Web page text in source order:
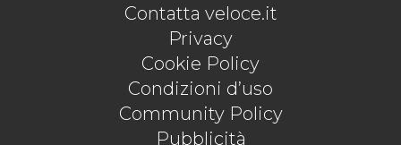
Contatta veloce.it
Privacy
Cookie Policy
Condizioni d’uso
Community Policy
Pubblicità